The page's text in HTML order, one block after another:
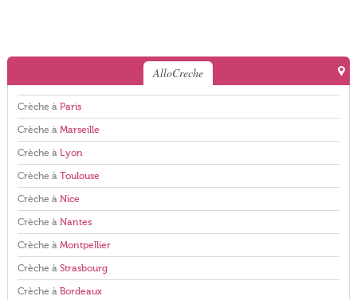
AlloCreche
Crèche à Paris
Crèche à Marseille
Crèche à Lyon
Crèche à Toulouse
Crèche à Nice
Crèche à Nantes
Crèche à Montpellier
Crèche à Strasbourg
Crèche à Bordeaux